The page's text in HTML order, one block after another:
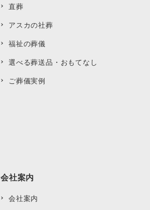
直葬
アスカの社葬
福祉の葬儀
選べる葬送品・おもてなし
ご葬儀実例
会社案内
会社案内